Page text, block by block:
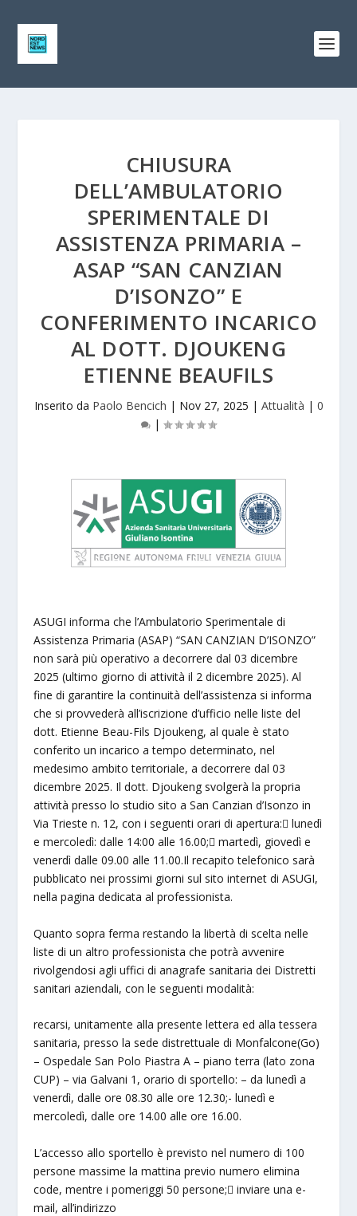
CHIUSURA
DELL’AMBULATORIO
SPERIMENTALE DI
ASSISTENZA PRIMARIA –
ASAP “SAN CANZIAN
D’ISONZO” E
CONFERIMENTO INCARICO
AL DOTT. DJOUKENG
ETIENNE BEAUFILS
Inserito da Paolo Bencich | Nov 27, 2025 | Attualità | 0
|
ASUGI informa che l’Ambulatorio Sperimentale di
Assistenza Primaria (ASAP) “SAN CANZIAN D’ISONZO”
non sarà più operativo a decorrere dal 03 dicembre
2025 (ultimo giorno di attività il 2 dicembre 2025). Al
fine di garantire la continuità dell’assistenza si informa
che si provvederà all’iscrizione d’ufficio nelle liste del
dott. Etienne Beau-Fils Djoukeng, al quale è stato
conferito un incarico a tempo determinato, nel
medesimo ambito territoriale, a decorrere dal 03
dicembre 2025. Il dott. Djoukeng svolgerà la propria
attività presso lo studio sito a San Canzian d’Isonzo in
Via Trieste n. 12, con i seguenti orari di apertura: lunedì
e mercoledì: dalle 14:00 alle 16.00; martedì, giovedì e
venerdì dalle 09.00 alle 11.00.Il recapito telefonico sarà
pubblicato nei prossimi giorni sul sito internet di ASUGI,
nella pagina dedicata al professionista.
Quanto sopra ferma restando la libertà di scelta nelle
liste di un altro professionista che potrà avvenire
rivolgendosi agli uffici di anagrafe sanitaria dei Distretti
sanitari aziendali, con le seguenti modalità:
recarsi, unitamente alla presente lettera ed alla tessera
sanitaria, presso la sede distrettuale di Monfalcone(Go)
– Ospedale San Polo Piastra A – piano terra (lato zona
CUP) – via Galvani 1, orario di sportello: – da lunedì a
venerdì, dalle ore 08.30 alle ore 12.30;- lunedì e
mercoledì, dalle ore 14.00 alle ore 16.00.
L’accesso allo sportello è previsto nel numero di 100
persone massime la mattina previo numero elimina
code, mentre i pomeriggi 50 persone; inviare una e-
mail, all’indirizzo